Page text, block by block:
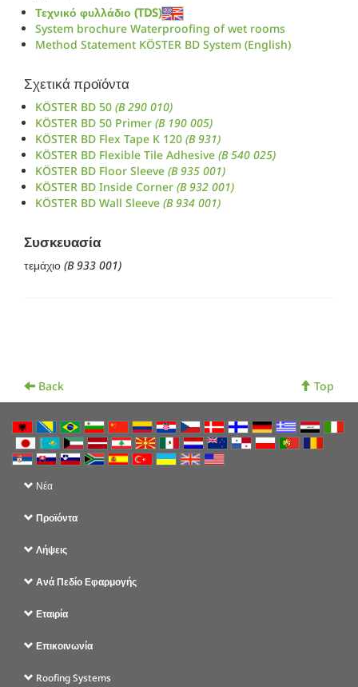
Τεχνικό φυλλάδιο (TDS)
System brochure Waterproofing of wet rooms
Method Statement KÖSTER BD System (English)
Σχετικά προϊόντα
KÖSTER BD 50 (B 290 010)
KÖSTER BD 50 Primer (B 190 005)
KÖSTER BD Flex Tape K 120 (B 931)
KÖSTER BD Flexible Tile Adhesive (B 540 025)
KÖSTER BD Floor Sleeve (B 935 001)
KÖSTER BD Inside Corner (B 932 001)
KÖSTER BD Wall Sleeve (B 934 001)
Συσκευασία
τεμάχιο (B 933 001)
Back Top
Νέα
Προϊόντα
Λήψεις
Ανά Πεδίο Εφαρμογής
Εταιρία
Επικοινωνία
Roofing Systems